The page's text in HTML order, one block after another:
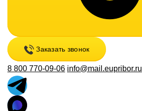
Заказать звонок
8 800 770-09-06 info@mail.eupribor.ru